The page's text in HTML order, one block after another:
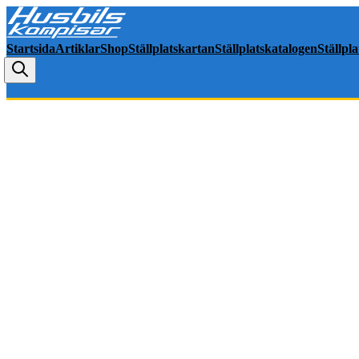
StartsidaArtiklarShopStällplatskartanStällplatskatalogen